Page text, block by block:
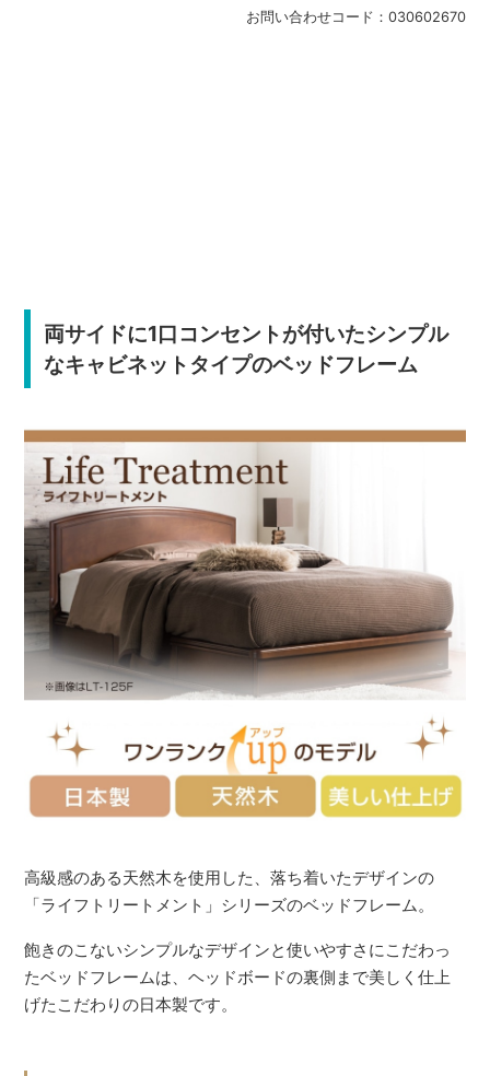
お問い合わせコード： 030602670
両サイドに1口コンセントが付いたシンプル
なキャビネットタイプのベッドフレーム
高級感のある天然木を使用した、落ち着いたデザインの
「ライフトリートメント」シリーズのベッドフレーム。
飽きのこないシンプルなデザインと使いやすさにこだわっ
たベッドフレームは、ヘッドボードの裏側まで美しく仕上
げたこだわりの日本製です。